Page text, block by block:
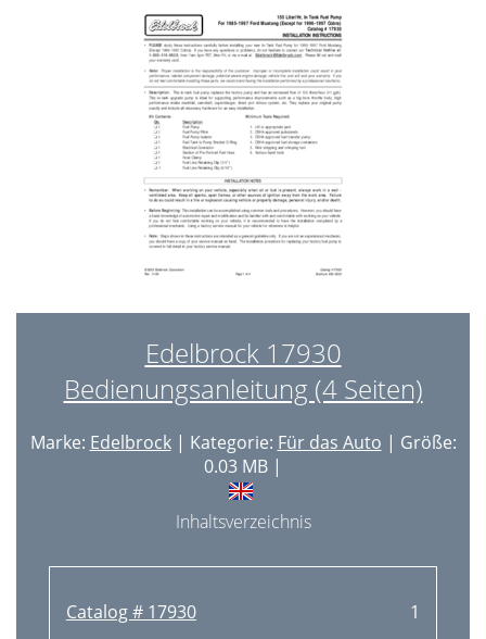
Edelbrock 17930
Bedienungsanleitung (4 Seiten)
Marke: Edelbrock| Kategorie: Für das Auto | Größe:
0.03 MB |
Inhaltsverzeichnis
Catalog # 17930
1